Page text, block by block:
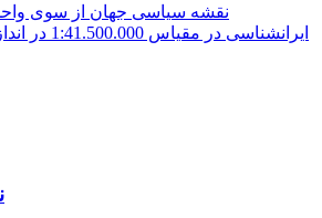
نقشه سیاسی جهان از سوی واحد